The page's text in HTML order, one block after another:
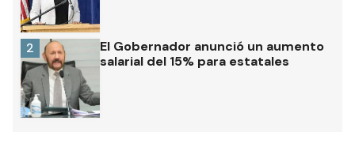
El Gobernador anunció un aumento
salarial del 15% para estatales
2